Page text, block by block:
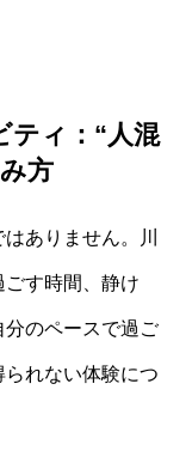
ティ：“人混
方
ありません。川
す時間、静け
分のペースで過ご
れない体験につ